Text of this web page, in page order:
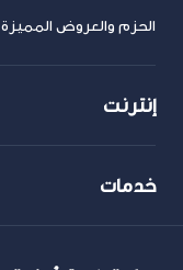
الحزم والعروض المميزة
إنترنت
خدمات